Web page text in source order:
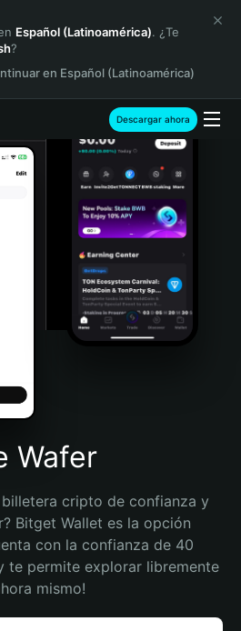
Español (Latinoamérica). ¿Te
?
en Español (Latinoamérica)
Descargar ahora
Wafer
billetera cripto de confianza y
Bitget Wallet es la opción
con la confianza de 40
te permite explorar libremente
mismo!